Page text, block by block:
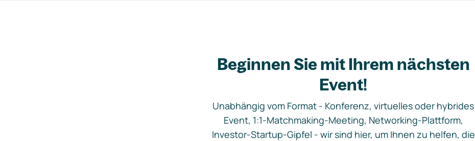
Beginnen Sie mit Ihrem nächsten
Event!
Unabhängig vom Format - Konferenz, virtuelles oder hybrides
Event, 1:1-Matchmaking-Meeting, Networking-Plattform,
Investor-Startup-Gipfel - wir sind hier, um Ihnen zu helfen, die